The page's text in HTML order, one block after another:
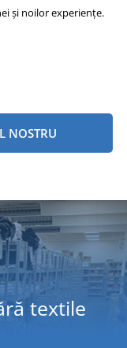
și noilor experiențe.
NOSTRU
textile